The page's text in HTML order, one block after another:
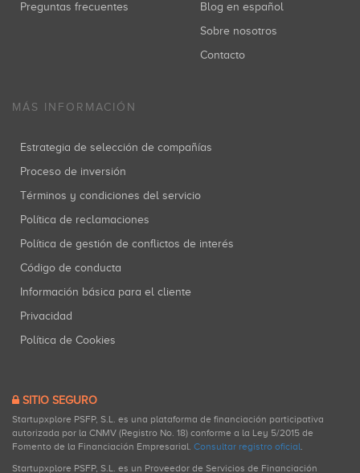
Preguntas frecuentes
Blog en español
Sobre nosotros
Contacto
MÁS INFORMACIÓN
Estrategia de selección de compañías
Proceso de inversión
Términos y condiciones del servicio
Política de reclamaciones
Política de gestión de conflictos de interés
Código de conducta
Información básica para el cliente
Privacidad
Política de Cookies
SITIO SEGURO
Startupxplore PSFP, S.L. es una plataforma de financiación participativa
autorizada por la CNMV (Registro No. 18) conforme a la Ley 5/2015 de
Fomento de la Financiación Empresarial. Consultar registro oficial.
Startupxplore PSFP, S.L. es un Proveedor de Servicios de Financiación